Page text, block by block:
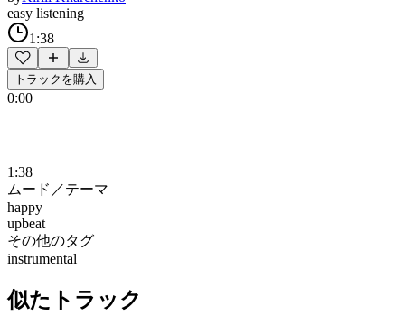
easy listening
1:38
トラックを購入
0:00
1:38
ムード／テーマ
happy
upbeat
その他のタグ
instrumental
似たトラック